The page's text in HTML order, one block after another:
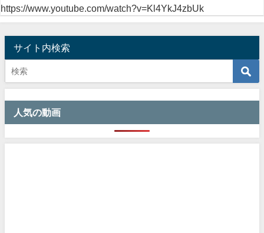
https://www.youtube.com/watch?v=Kl4YkJ4zbUk
サイト内検索
人気の動画